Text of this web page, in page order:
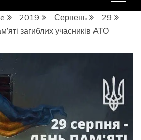
2019 Серпень
29
загиблих учасників АТО